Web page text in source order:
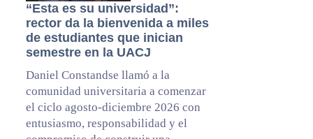
“Esta es su universidad”:
rector da la bienvenida a miles
de estudiantes que inician
semestre en la UACJ
Daniel Constandse llamó a la
comunidad universitaria a comenzar
el ciclo agosto-diciembre 2026 con
entusiasmo, responsabilidad y el